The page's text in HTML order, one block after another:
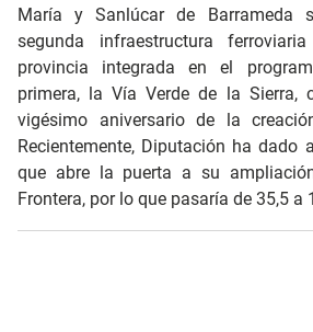
María y Sanlúcar de Barrameda
segunda infraestructura
provincia integrada en el
primera, la Vía Verde de la Sierra,
vigésimo aniversario de la
Recientemente, Diputación ha dado
que abre la puerta a su
Frontera, por lo que pasaría de 35,5 a